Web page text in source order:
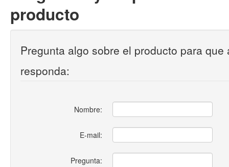
producto
Pregunta algo sobre el producto para que
responda:
Nombre:
E-mail:
Pregunta: